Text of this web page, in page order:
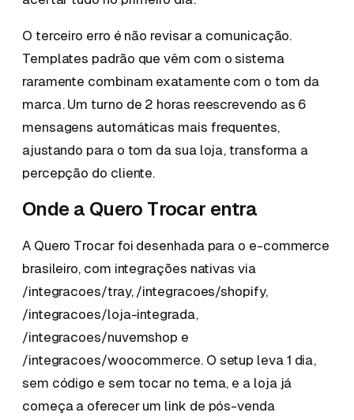
O terceiro erro é não revisar a comunicação.
Templates padrão que vêm com o sistema
raramente combinam exatamente com o tom da
marca. Um turno de 2 horas reescrevendo as 6
mensagens automáticas mais frequentes,
ajustando para o tom da sua loja, transforma a
percepção do cliente.
Onde a Quero Trocar entra
A Quero Trocar foi desenhada para o e-commerce
brasileiro, com integrações nativas via
/integracoes/tray, /integracoes/shopify,
/integracoes/loja-integrada,
/integracoes/nuvemshop e
/integracoes/woocommerce. O setup leva 1 dia,
sem código e sem tocar no tema, e a loja já
começa a oferecer um link de pós-venda